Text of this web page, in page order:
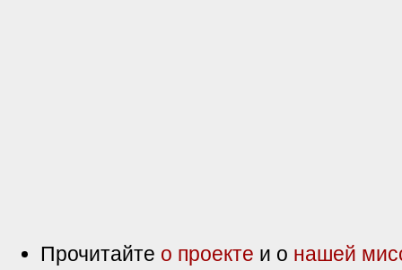
Прочитайте о проекте и о нашей